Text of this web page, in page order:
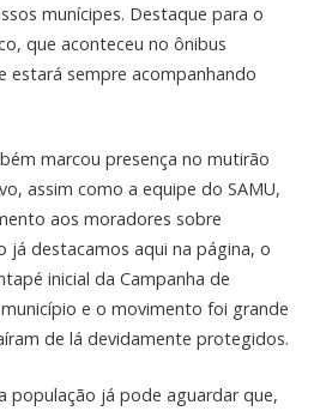
munícipes. Destaque para o
que aconteceu no ônibus
estará sempre acompanhando
marcou presença no mutirão
assim como a equipe do SAMU,
aos moradores sobre
já destacamos aqui na página, o
inicial da Campanha de
e o movimento foi grande
de lá devidamente protegidos.
população já pode aguardar que,